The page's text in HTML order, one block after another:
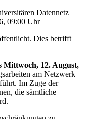
Datennetz
09:00 Uhr
Dies betrifft
Mittwoch, 12. August,
am Netzwerk
Im Zuge der
die sämtliche